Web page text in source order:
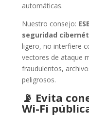
automáticas.
Nuestro consejo:
seguridad
ligero, no interfiere
vectores de ataque
fraudulentos,
peligrosos.
📡 Evita
Wi-Fi